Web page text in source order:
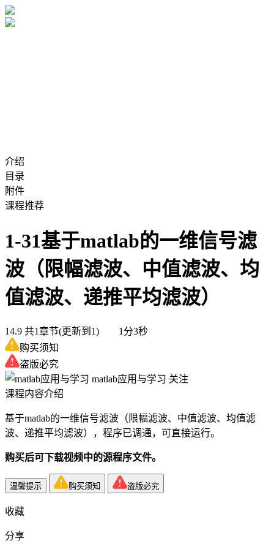
介绍
目录
附件
课程推荐
1-31基于matlab的一维信号滤
波（限幅滤波、中值滤波、均
值滤波、递推平均滤波）
14.9 共1章节(更新到1) 1分3秒
购买须知
盗版必究
matlab应用与学习 关注
课程内容介绍
基于matlab的一维信号滤波（限幅滤波、中值滤波、均值滤
波、递推平均滤波），程序已调通，可直接运行。
购买后可下载视频中的源程序文件。
温馨提示 购买须知 盗版必究
收藏
分享